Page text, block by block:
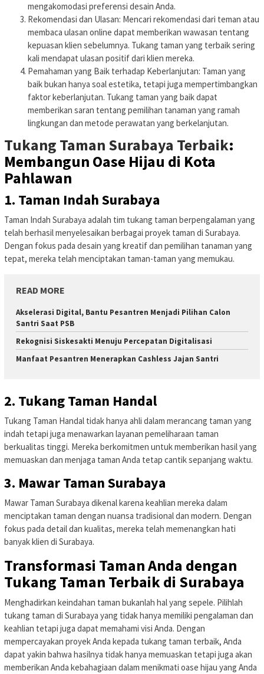
mengakomodasi preferensi desain Anda.
Rekomendasi dan Ulasan: Mencari rekomendasi dari teman atau
membaca ulasan online dapat memberikan wawasan tentang
kepuasan klien sebelumnya. Tukang taman yang terbaik sering
kali mendapat ulasan positif dari klien mereka.
Pemahaman yang Baik terhadap Keberlanjutan: Taman yang
baik bukan hanya soal estetika, tetapi juga mempertimbangkan
faktor keberlanjutan. Tukang taman yang baik dapat
memberikan saran tentang pemilihan tanaman yang ramah
lingkungan dan metode perawatan yang berkelanjutan.
Tukang Taman Surabaya Terbaik:
Membangun Oase Hijau di Kota
Pahlawan
1. Taman Indah Surabaya
Taman Indah Surabaya adalah tim tukang taman berpengalaman yang
telah berhasil menyelesaikan berbagai proyek taman di Surabaya.
Dengan fokus pada desain yang kreatif dan pemilihan tanaman yang
tepat, mereka telah menciptakan taman-taman yang memukau.
READ MORE
Akselerasi Digital, Bantu Pesantren Menjadi Pilihan Calon
Santri Saat PSB
Rekognisi Siskesakti Menuju Percepatan Digitalisasi
Manfaat Pesantren Menerapkan Cashless Jajan Santri
2. Tukang Taman Handal
Tukang Taman Handal tidak hanya ahli dalam merancang taman yang
indah tetapi juga menawarkan layanan pemeliharaan taman
berkualitas tinggi. Mereka berkomitmen untuk memberikan hasil yang
memuaskan dan menjaga taman Anda tetap cantik sepanjang waktu.
3. Mawar Taman Surabaya
Mawar Taman Surabaya dikenal karena keahlian mereka dalam
menciptakan taman dengan nuansa tradisional dan modern. Dengan
fokus pada detail dan kualitas, mereka telah memenangkan hati
banyak klien di Surabaya.
Transformasi Taman Anda dengan
Tukang Taman Terbaik di Surabaya
Menghadirkan keindahan taman bukanlah hal yang sepele. Pilihlah
tukang taman di Surabaya yang tidak hanya memiliki pengalaman dan
keahlian tetapi juga dapat memahami visi Anda. Dengan
mempercayakan proyek Anda kepada tukang taman terbaik, Anda
dapat yakin bahwa hasilnya tidak hanya memuaskan tetapi juga akan
memberikan Anda kebahagiaan dalam menikmati oase hijau yang Anda